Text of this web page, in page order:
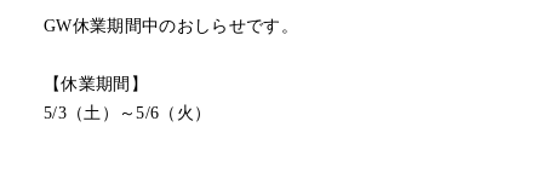
GW休業期間中のおしらせです。
【休業期間】
5/3（土）～5/6（火）